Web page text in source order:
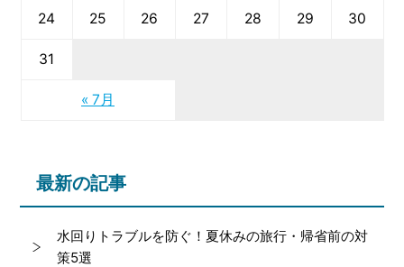
« 7月
24 25 26 27 28 29 30
31
最新の記事
水回りトラブルを防ぐ！夏休みの旅行・帰省前の対
策5選